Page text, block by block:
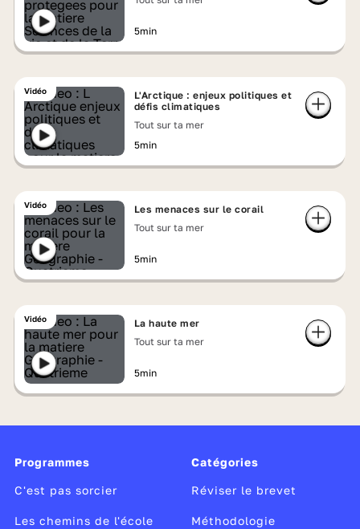
5min
Vidéo
L'Arctique : enjeux politiques et
défis climatiques
Tout sur ta mer
5min
Vidéo
Les menaces sur le corail
Tout sur ta mer
5min
Vidéo
La haute mer
Tout sur ta mer
5min
Programmes
C'est pas sorcier
Les chemins de l'école
Catégories
Réviser le brevet
Méthodologie